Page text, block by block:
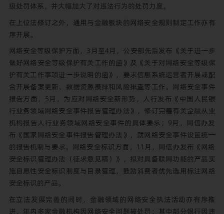
级处罚体系，并大幅加大了对违法行为的处罚力度。
在上位法修订之外，通用与金融板块的网络安全规则制定工作亦有
序开展。
网络安全等级保护方面，3月至4月，公安部先后发布《关于进一步
做好网络安全等级保护有关工作的函》及《关于对网络安全等级保
护有关工作事项进一步说明的函》，要求信息系统运营者开展或配
合开展备案更新、数据资源摸排和风险排查等工作。网络安全事件
报告方面，5月，为应对网络安全新形势，人行发布《中国人民银
行业务领域网络安全事件报告管理办法》，修订完善有关金融从业
机构报告人行业务领域网络安全事件的具体要求；9月，网信办发
布《国家网络安全事件报告管理办法》，就网络安全事件设置统一
的报告机制与要求。网络安全标识方面，11月，网信办发布《网络
安全标识管理办法（征求意见稿）》，拟对具备联网功能的产品实
施自愿性安全标识制度与目录管理，鼓励消费者优先选用标注网络
安全标识的产品。
在立法发展完善的同时，金融领域的网络安全执法活动亦有序推
进，年内多家金融机构因网络安全问题被处罚：其中部分银行因违